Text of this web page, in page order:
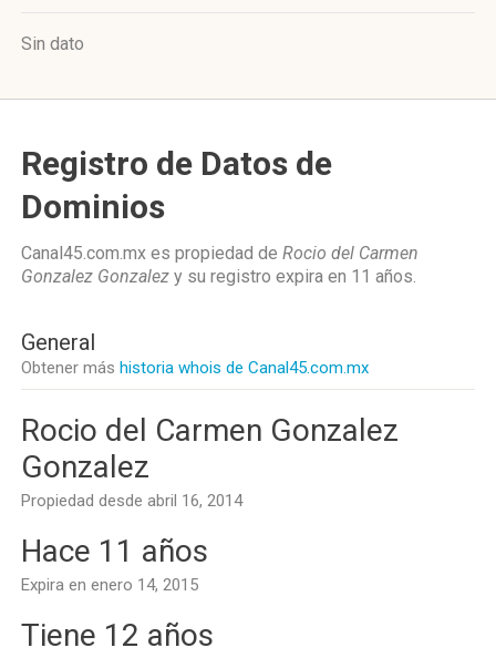
Sin dato
Registro de Datos de
Dominios
Canal45.com.mx es propiedad de Rocio del Carmen
Gonzalez Gonzalez y su registro expira en 11 años.
General
Obtener más historia whois de Canal45.com.mx
Rocio del Carmen Gonzalez
Gonzalez
Propiedad desde abril 16, 2014
Hace 11 años
Expira en enero 14, 2015
Tiene 12 años